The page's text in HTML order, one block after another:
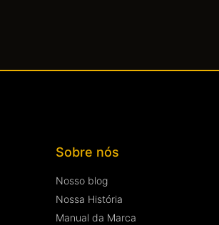
Sobre nós
Nosso blog
Nossa História
Manual da Marca